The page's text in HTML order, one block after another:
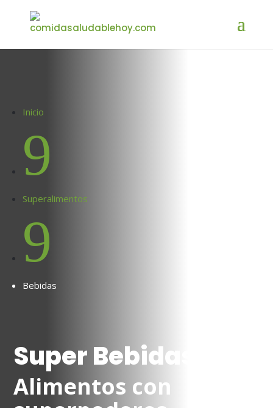
Inicio
9
Superalimentos
9
Bebidas
Super Bebidas
Alimentos con